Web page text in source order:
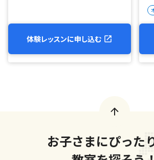
体験レッスンに申し込む
お子さまにぴった